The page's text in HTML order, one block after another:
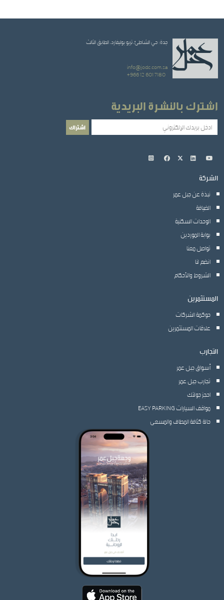
جدة: حي الشاطئ، تريو بوليفارد، الطابق الثالث
info@jodc.com.sa
+966 12 601 7180
اشترك بالنشرة البريدية
الشركة
نبذة عن جبل عمر
الضيافة
الوحدات السكنية
بوابة الموردين
تواصل معنا
انضم لنا
الشروط والأحكام
المستثمرين
حوكمة الشركات
علاقات المستثمرين
التجارب
أسواق جبل عمر
تجارب جبل عمر
احجز جولتك
مواقف السيارات EASY PARKING
حالة كثافة المطاف والمسعى